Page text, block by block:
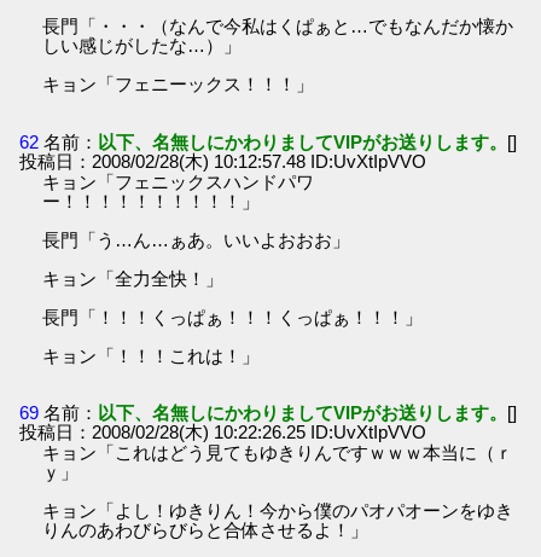
長門「・・・（なんで今私はくぱぁと…でもなんだか懐か
しい感じがしたな…）」
キョン「フェニーックス！！！」
62 名前： 以下、名無しにかわりましてVIPがお送りします。 []
投稿日：2008/02/28(木) 10:12:57.48 ID:UvXtIpVVO
キョン「フェニックスハンドパワ
ー！！！！！！！！！！」
長門「う…ん…ぁあ。いいよおおお」
キョン「全力全快！」
長門「！！！くっぱぁ！！！くっぱぁ！！！」
キョン「！！！これは！」
69 名前： 以下、名無しにかわりましてVIPがお送りします。 []
投稿日：2008/02/28(木) 10:22:26.25 ID:UvXtIpVVO
キョン「これはどう見てもゆきりんですｗｗｗ本当に（ｒ
ｙ」
キョン「よし！ゆきりん！今から僕のパオパオーンをゆき
りんのあわびらびらと合体させるよ！」